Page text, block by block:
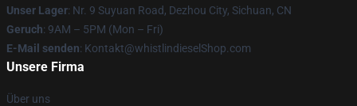
Unser Lager: Nr. 9 Suyuan Road, Dezhou City, Sichuan, CN
Geruch: 9AM – 5PM (Mon – Fri)
E-Mail senden: Kontakt@whistlindieselShop.com
Unsere Firma
Über uns